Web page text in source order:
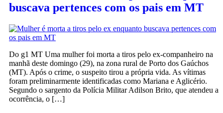
buscava pertences com os pais em MT
Do g1 MT Uma mulher foi morta a tiros pelo ex-companheiro na
manhã deste domingo (29), na zona rural de Porto dos Gaúchos
(MT). Após o crime, o suspeito tirou a própria vida. As vítimas
foram preliminarmente identificadas como Mariana e Aglicério.
Segundo o sargento da Polícia Militar Adilson Brito, que atendeu a
ocorrência, o […]